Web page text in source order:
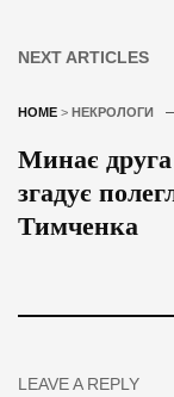
NEXT ARTICLES
HOME > НЕКРОЛОГИ
Минає
згадує
Тимченка
LEAVE A REPLY